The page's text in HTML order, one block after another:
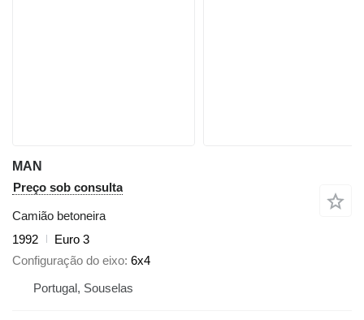
MAN
Preço sob consulta
Camião betoneira
1992
Euro 3
Configuração do eixo 6x4
Portugal, Souselas